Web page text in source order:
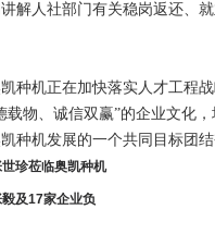
解人社部门有关稳岗返还、
机正在加快落实人才工程战
载物、诚信双赢”的企业文化
种机发展的一个共同目标团
珍莅临奥凯种机
及17家企业负